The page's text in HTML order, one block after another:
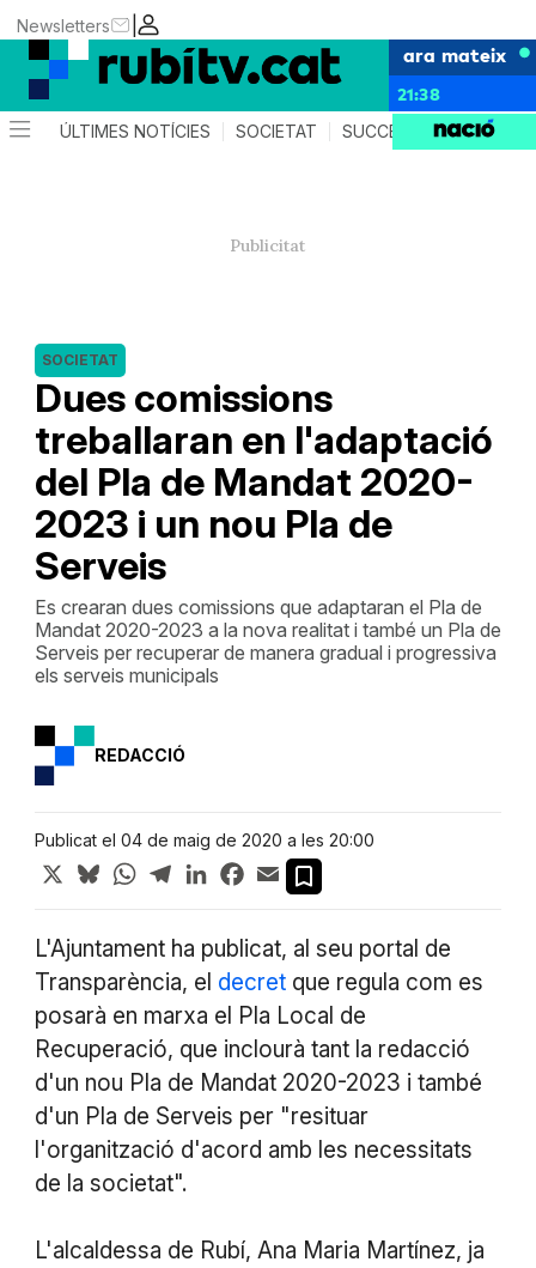
|
Newsletters
ara mateix
21:38
ÚLTIMES NOTÍCIES SOCIETAT SUCCESSOS
Dues comissions
treballaran en l'adaptació
del Pla de Mandat 2020-
2023 i un nou Pla de
Serveis
SOCIETAT
Es crearan dues comissions que adaptaran el Pla de
Mandat 2020-2023 a la nova realitat i també un Pla de
Serveis per recuperar de manera gradual i progressiva
els serveis municipals
REDACCIÓ
Publicat el 04 de maig de 2020 a les 20:00
X BlueskyWhatsApp
TelegramLinkedInFacebook
Email
L'Ajuntament ha publicat, al seu portal de
Transparència, el decretque regula com es
posarà en marxa el Pla Local de
Recuperació, que inclourà tant la redacció
d'un nou Pla de Mandat 2020-2023 i també
d'un Pla de Serveis per "resituar
l'organització d'acord amb les necessitats
de la societat".
L'alcaldessa de Rubí, Ana Maria Martínez, ja